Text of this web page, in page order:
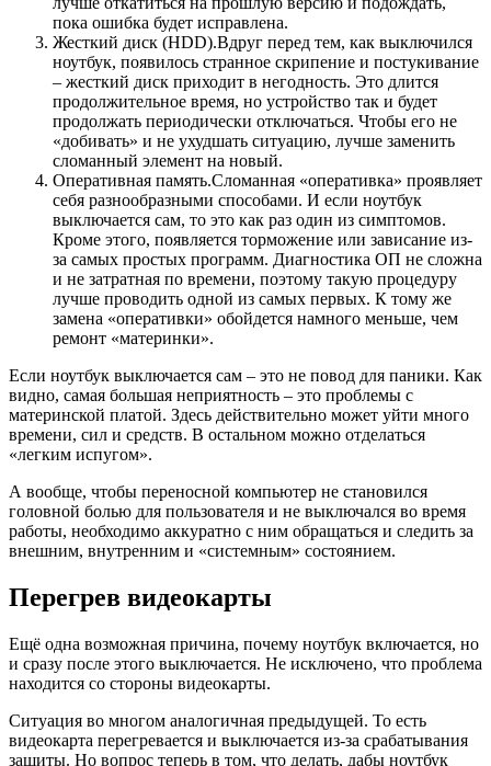
пока ошибка будет исправлена.
Жесткий диск (HDD).Вдруг перед тем, как выключился
ноутбук, появилось странное скрипение и постукивание
– жесткий диск приходит в негодность. Это длится
продолжительное время, но устройство так и будет
продолжать периодически отключаться. Чтобы его не
«добивать» и не ухудшать ситуацию, лучше заменить
сломанный элемент на новый.
Оперативная память.Сломанная «оперативка» проявляет
себя разнообразными способами. И если ноутбук
выключается сам, то это как раз один из симптомов.
Кроме этого, появляется торможение или зависание из-
за самых простых программ. Диагностика ОП не сложна
и не затратная по времени, поэтому такую процедуру
лучше проводить одной из самых первых. К тому же
замена «оперативки» обойдется намного меньше, чем
ремонт «материнки».
Если ноутбук выключается сам – это не повод для паники. Как
видно, самая большая неприятность – это проблемы с
материнской платой. Здесь действительно может уйти много
времени, сил и средств. В остальном можно отделаться
«легким испугом».
А вообще, чтобы переносной компьютер не становился
головной болью для пользователя и не выключался во время
работы, необходимо аккуратно с ним обращаться и следить за
внешним, внутренним и «системным» состоянием.
Перегрев видеокарты
Ещё одна возможная причина, почему ноутбук включается, но
и сразу после этого выключается. Не исключено, что проблема
находится со стороны видеокарты.
Ситуация во многом аналогичная предыдущей. То есть
видеокарта перегревается и выключается из-за срабатывания
защиты. Но вопрос теперь в том, что делать, дабы ноутбук